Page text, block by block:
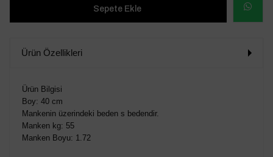
SİPARİŞ
Ürün Özellikleri
Ürün Bilgisi
Boy: 40 cm
Mankenin üzerindeki beden s bedendir.
Manken kg: 55
Manken Boyu: 1.72